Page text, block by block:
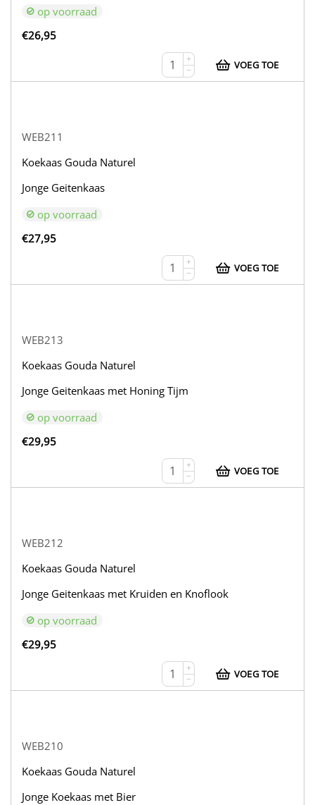
op voorraad
€26,95
+
−
VOEG TOE
WEB211
Koekaas Gouda Naturel
Jonge Geitenkaas
op voorraad
€27,95
+
−
VOEG TOE
WEB213
Koekaas Gouda Naturel
Jonge Geitenkaas met Honing Tijm
op voorraad
€29,95
+
−
VOEG TOE
WEB212
Koekaas Gouda Naturel
Jonge Geitenkaas met Kruiden en Knoflook
op voorraad
€29,95
+
−
VOEG TOE
WEB210
Koekaas Gouda Naturel
Jonge Koekaas met Bier